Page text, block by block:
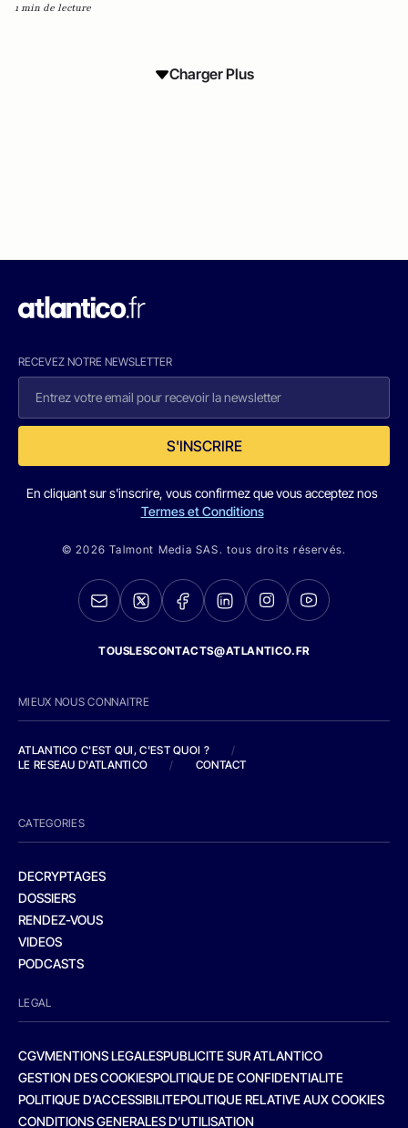
1 min de lecture
Charger Plus
RECEVEZ NOTRE NEWSLETTER
S'INSCRIRE
En cliquant sur s'inscrire, vous confirmez que vous acceptez nos
Termes et Conditions
© 2026 Talmont Media SAS. tous droits réservés.
TOUSLESCONTACTS@ATLANTICO.FR
MIEUX NOUS CONNAITRE
ATLANTICO C'EST QUI, C'EST QUOI ?
/
LE RESEAU D'ATLANTICO
/ CONTACT
CATEGORIES
DECRYPTAGES
DOSSIERS
RENDEZ-VOUS
VIDEOS
PODCASTS
LEGAL
CGVMENTIONS LEGALESPUBLICITE SUR ATLANTICO
GESTION DES COOKIESPOLITIQUE DE CONFIDENTIALITE
POLITIQUE D’ACCESSIBILITEPOLITIQUE RELATIVE AUX COOKIES
CONDITIONS GENERALES D’UTILISATION